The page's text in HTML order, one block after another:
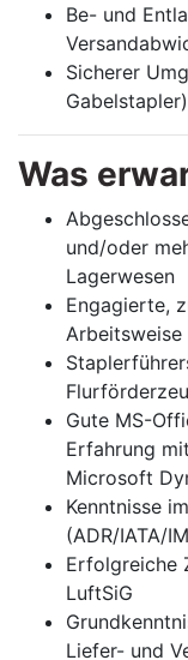
Be- und
Sicherer
Gabelstapler)
Was
und/oder
Lagerwesen
Engagierte,
Arbeitsweise
Gute MS-
Erfahrung
Microsoft
Kenntnisse
(ADR/IATA/
Erfolgreiche
LuftSiG
Liefer- und